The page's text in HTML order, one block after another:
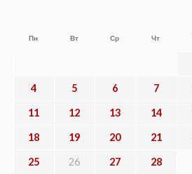
Пн Вт Ср Чт
4 5 6 7
11 12 13 14
18 19 20 21
25 26 27
28